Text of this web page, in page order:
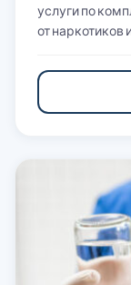
услуги по
от наркотиков